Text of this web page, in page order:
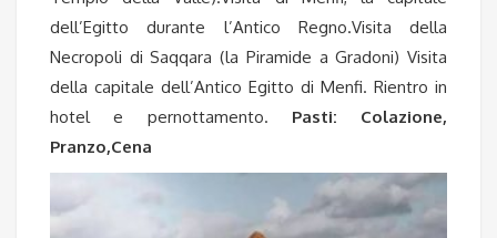
dell’Egitto durante l’Antico Regno.Visita della
Necropoli di Saqqara (la Piramide a Gradoni) Visita
della capitale dell’Antico Egitto di Menfi. Rientro in
hotel e pernottamento. Pasti: Colazione,
Pranzo,Cena